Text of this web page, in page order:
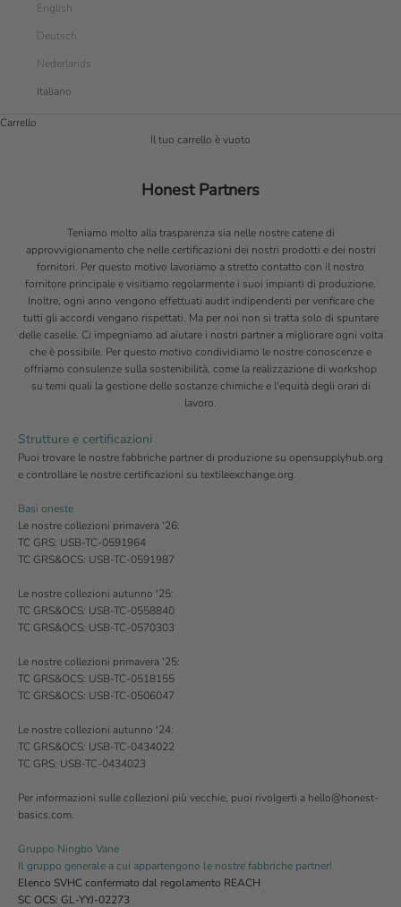
English
Deutsch
Nederlands
Italiano
Carrello
Il tuo carrello è vuoto
Honest Partners
Teniamo molto alla trasparenza sia nelle nostre catene di
approvvigionamento che nelle certificazioni dei nostri prodotti e dei nostri
fornitori. Per questo motivo lavoriamo a stretto contatto con il nostro
fornitore principale e visitiamo regolarmente i suoi impianti di produzione.
Inoltre, ogni anno vengono effettuati audit indipendenti per verificare che
tutti gli accordi vengano rispettati. Ma per noi non si tratta solo di spuntare
delle caselle. Ci impegniamo ad aiutare i nostri partner a migliorare ogni volta
che è possibile. Per questo motivo condividiamo le nostre conoscenze e
offriamo consulenze sulla sostenibilità, come la realizzazione di workshop
su temi quali la gestione delle sostanze chimiche e l'equità degli orari di
lavoro.
Strutture e certificazioni
Puoi trovare le nostre fabbriche partner di produzione su opensupplyhub.org
e controllare le nostre certificazioni su textileexchange.org.
Basi oneste
Le nostre collezioni primavera '26:
TC GRS: USB-TC-0591964
TC GRS&OCS: USB-TC-0591987
Le nostre collezioni autunno '25:
TC GRS&OCS: USB-TC-0558840
TC GRS&OCS: USB-TC-0570303
Le nostre collezioni primavera '25:
TC GRS&OCS: USB-TC-0518155
TC GRS&OCS: USB-TC-0506047
Le nostre collezioni autunno '24:
TC GRS&OCS: USB-TC-0434022
TC GRS: USB-TC-0434023
Per informazioni sulle collezioni più vecchie, puoi rivolgerti a hello@honest-
basics.com.
Gruppo Ningbo Vane
Il gruppo generale a cui appartengono le nostre fabbriche partner!
Elenco SVHC confermato dal regolamento REACH
SC OCS: GL-YYJ-02273